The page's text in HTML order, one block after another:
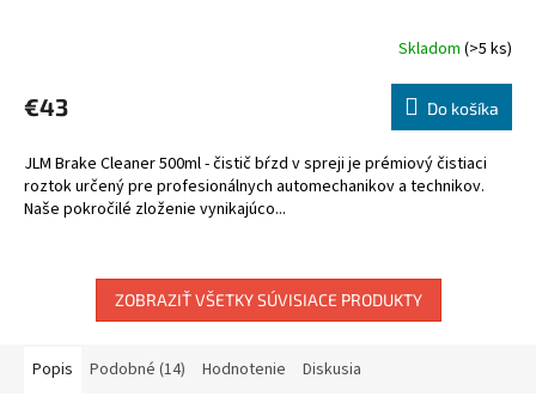
Skladom (>5 ks)
€43 Do košíka
JLM Brake Cleaner 500ml - čistič bŕzd v spreji je prémiový čistiaci
roztok určený pre profesionálnych automechanikov a technikov.
Naše pokročilé zloženie vynikajúco...
ZOBRAZIŤ VŠETKY SÚVISIACE PRODUKTY
Popis Podobné (14) Hodnotenie Diskusia